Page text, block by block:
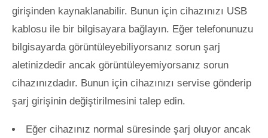
girişinden kaynaklanabilir. Bunun için cihazınızı USB
kablosu ile bir bilgisayara bağlayın. Eğer telefonunuzu
bilgisayarda görüntüleyebiliyorsanız sorun şarj
aletinizdedir ancak görüntüleyemiyorsanız sorun
cihazınızdadır. Bunun için cihazınızı servise gönderip
şarj girişinin değiştirilmesini talep edin.
Eğer cihazınız normal süresinde şarj oluyor ancak